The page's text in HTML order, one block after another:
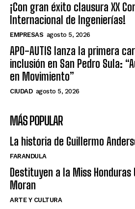
¡Con gran éxito clausura XX
Internacional de Ingenierías!
EMPRESAS agosto 5, 2026
APO-AUTIS lanza la primera
inclusión en San Pedro Sula:
en Movimiento”
CIUDAD agosto 5, 2026
MÁS POPULAR
La historia de Guillermo
FARANDULA
Destituyen a la Miss Honduras
Moran
ARTE Y CULTURA